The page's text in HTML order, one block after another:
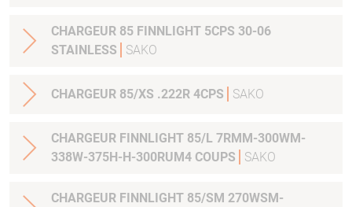
CHARGEUR 85 FINNLIGHT 5CPS 30-06
STAINLESS
SAKO
CHARGEUR 85/XS .222R 4CPS SAKO
CHARGEUR FINNLIGHT 85/L 7RMM-300WM-
338W-375H-H-300RUM4 COUPS
SAKO
CHARGEUR FINNLIGHT 85/SM 270WSM-